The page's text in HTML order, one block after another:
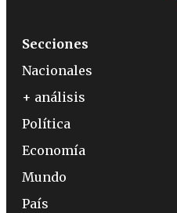
Secciones
Nacionales
+ análisis
Política
Economía
Mundo
País